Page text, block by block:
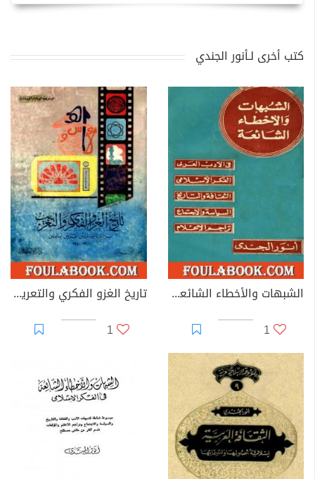
كتب أخرى لـأنور الجندي
الشبهات والأخطاء الشائعة في الأدب العربي والتراجم والفكر الإسلامي
1
تاريخ الغزو الفكري والتعريب خلال ما بين الحربين العالميتين 1920-1940
1